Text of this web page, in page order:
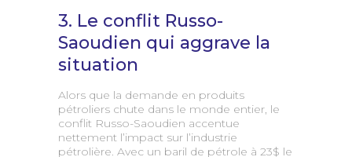
3. Le conflit Russo-
Saoudien qui aggrave la
situation
Alors que la demande en produits
pétroliers chute dans le monde entier, le
conflit Russo-Saoudien accentue
nettement l’impact sur l’industrie
pétrolière. Avec un baril de pétrole à 23$ le